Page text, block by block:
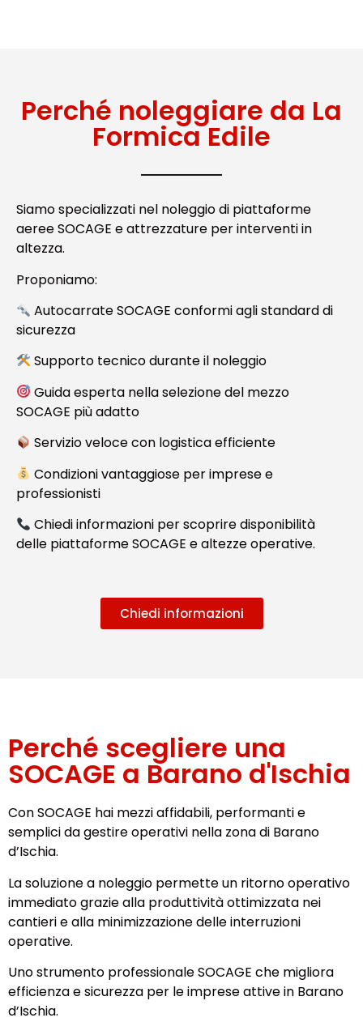
Perché noleggiare da La
Formica Edile
Siamo specializzati nel noleggio di piattaforme
aeree SOCAGE e attrezzature per interventi in
altezza.
Proponiamo:
Autocarrate SOCAGE conformi agli standard di
sicurezza
Supporto tecnico durante il noleggio
Guida esperta nella selezione del mezzo
SOCAGE più adatto
Servizio veloce con logistica efficiente
Condizioni vantaggiose per imprese e
professionisti
Chiedi informazioni per scoprire disponibilità
delle piattaforme SOCAGE e altezze operative.
Chiedi informazioni
Perché scegliere una
SOCAGE a Barano d'Ischia
Con SOCAGE hai mezzi affidabili, performanti e
semplici da gestire operativi nella zona di Barano
d’Ischia.
La soluzione a noleggio permette un ritorno operativo
immediato grazie alla produttività ottimizzata nei
cantieri e alla minimizzazione delle interruzioni
operative.
Uno strumento professionale SOCAGE che migliora
efficienza e sicurezza per le imprese attive in Barano
d’Ischia.